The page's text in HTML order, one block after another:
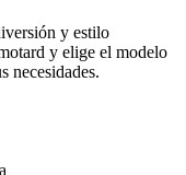
y estilo
y elige el modelo
necesidades.